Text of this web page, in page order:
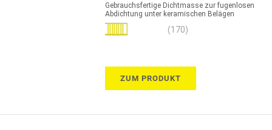
Gebrauchsfertige Dichtmasse zur fugenlosen
Abdichtung unter keramischen Belägen
Bewertung:
(170)
ZUM PRODUKT